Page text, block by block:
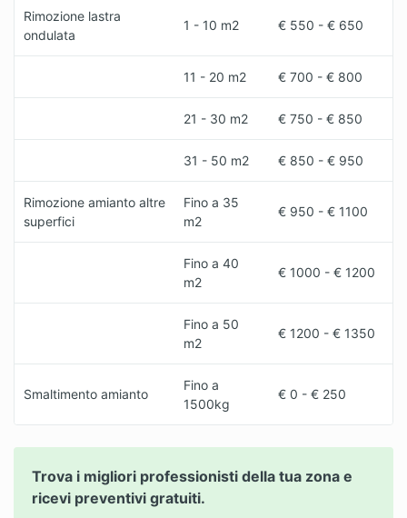
Accedi
Rimozione lastra
ondulata
1 - 10 m2 € 550 - € 650
11 - 20 m2 € 700 - € 800
21 - 30 m2 € 750 - € 850
31 - 50 m2 € 850 - € 950
Rimozione amianto altre
superfici
Fino a 35
m2
€ 950 - € 1100
Fino a 40
m2
€ 1000 - € 1200
Fino a 50
m2
€ 1200 - € 1350
Smaltimento amianto
Fino a
1500kg
€ 0 - € 250
Trova i migliori professionisti della tua zona e
ricevi preventivi gratuiti.